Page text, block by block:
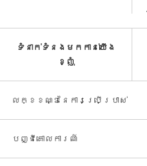
ទំនាក់ទំនងមកកាន់យើង
ខ្ញុំ
លក្ខខណ្ឌនៃការប្រើប្រាស់
បញ្ជី​គោលការណ៍